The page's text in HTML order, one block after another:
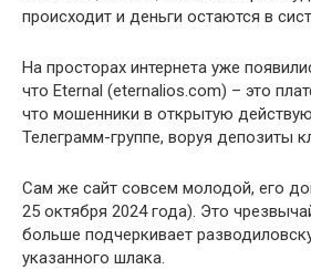
происходит и деньги остаются в
На просторах интернета уже
что Eternal (eternalios.com) – это
что мошенники в открытую
Телеграмм-группе, воруя депозиты
Сам же сайт совсем молодой, его
25 октября 2024 года). Это
больше подчеркивает
указанного шлака.